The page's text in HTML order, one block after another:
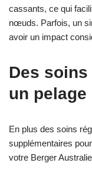
cassants, ce qui
nœuds. Parfois, un
avoir un impact
Des
un
En plus des soins
supplémentaires
votre Berger